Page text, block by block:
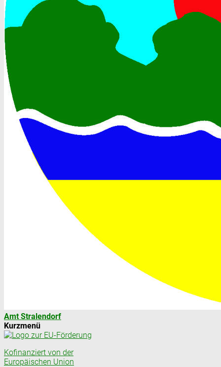
Amt Stralendorf
Kurzmenü
Kofinanziert von der
Europäischen Union